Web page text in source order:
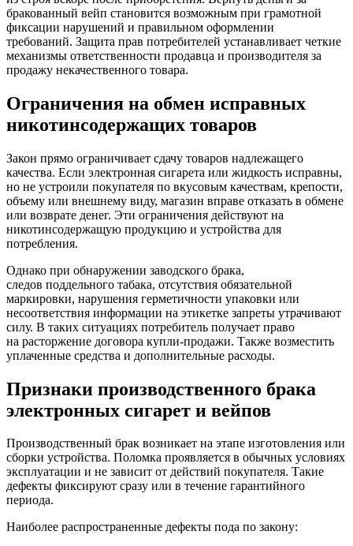
бракованный вейп становится возможным при грамотной
фиксации нарушений и правильном оформлении
требований. Защита прав потребителей устанавливает четкие
механизмы ответственности продавца и производителя за
продажу некачественного товара.
Ограничения на обмен исправных
никотинсодержащих товаров
Закон прямо ограничивает сдачу товаров надлежащего
качества. Если электронная сигарета или жидкость исправны,
но не устроили покупателя по вкусовым качествам, крепости,
объему или внешнему виду, магазин вправе отказать в обмене
или возврате денег. Эти ограничения действуют на
никотинсодержащую продукцию и устройства для
потребления.
Однако при обнаружении заводского брака,
следов поддельного табака, отсутствия обязательной
маркировки, нарушения герметичности упаковки или
несоответствия информации на этикетке запреты утрачивают
силу. В таких ситуациях потребитель получает право
на расторжение договора купли-продажи. Также возместить
уплаченные средства и дополнительные расходы.
Признаки производственного брака
электронных сигарет и вейпов
Производственный брак возникает на этапе изготовления или
сборки устройства. Поломка проявляется в обычных условиях
эксплуатации и не зависит от действий покупателя. Такие
дефекты фиксируют сразу или в течение гарантийного
периода.
Наиболее распространенные дефекты пода по закону: